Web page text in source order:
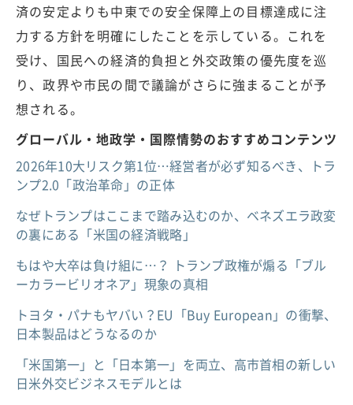
済の安定よりも中東での安全保障上の目標達成に注
力する方針を明確にしたことを示している。これを
受け、国民への経済的負担と外交政策の優先度を巡
り、政界や市民の間で議論がさらに強まることが予
想される。
グローバル・地政学・国際情勢のおすすめコンテンツ
2026年10大リスク第1位…経営者が必ず知るべき、トラ
ンプ2.0「政治革命」の正体
なぜトランプはここまで踏み込むのか、ベネズエラ政変
の裏にある「米国の経済戦略」
もはや大卒は負け組に…？ トランプ政権が煽る「ブル
ーカラービリオネア」現象の真相
トヨタ・パナもヤバい？EU「Buy European」の衝撃、
日本製品はどうなるのか
「米国第一」と「日本第一」を両立、高市首相の新しい
日米外交ビジネスモデルとは